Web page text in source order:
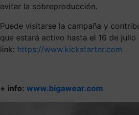
evitar la sobreproducción.
Puede visitarse la campaña y
que estará activo hasta el 16 de
link: https://www.kickstarter.com
+ info: www.bigawear.com